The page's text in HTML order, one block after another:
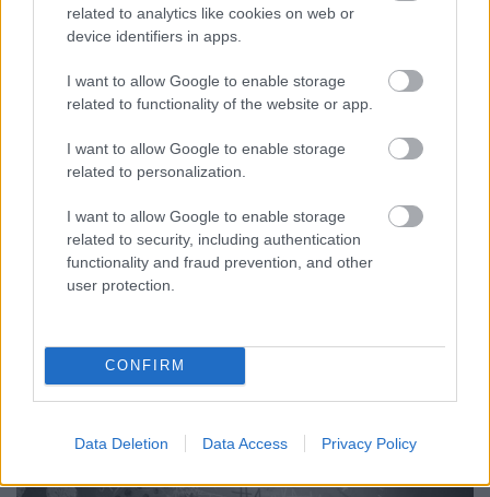
related to analytics like cookies on web or
device identifiers in apps.
I want to allow Google to enable storage
related to functionality of the website or app.
I want to allow Google to enable storage
related to personalization.
I want to allow Google to enable storage
related to security, including authentication
functionality and fraud prevention, and other
user protection.
CONFIRM
Data Deletion Data Access Privacy Policy
Röhögj magadon, az Isten is kiröhög -
RRRecorder•2023. december 28.
Két Istennek kell lennie, mert egyedül nem tudna
kibaszni velem ennyire. Csak hullunk egymásba.
Nekem a fogaim szépek, de van olyan spanom is,
akinek nincs már. Az életem egy movie eddig, de
rajongókat, nekem testvéreket hoz a dalom. A
Recorder új magyar…